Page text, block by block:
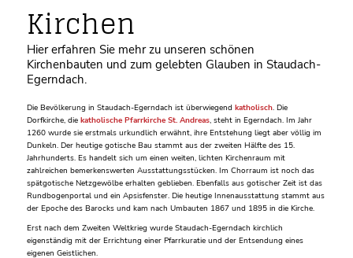
Kirchen
Hier erfahren Sie mehr zu unseren schönen
Kirchenbauten und zum gelebten Glauben in Staudach-
Egerndach.
Die Bevölkerung in Staudach-Egerndach ist überwiegend katholisch. Die
Dorfkirche, die katholische Pfarrkirche St. Andreas, steht in Egerndach. Im Jahr
1260 wurde sie erstmals urkundlich erwähnt, ihre Entstehung liegt aber völlig im
Dunkeln. Der heutige gotische Bau stammt aus der zweiten Hälfte des 15.
Jahrhunderts. Es handelt sich um einen weiten, lichten Kirchenraum mit
zahlreichen bemerkenswerten Ausstattungsstücken. Im Chorraum ist noch das
spätgotische Netzgewölbe erhalten geblieben. Ebenfalls aus gotischer Zeit ist das
Rundbogenportal und ein Apsisfenster. Die heutige Innenausstattung stammt aus
der Epoche des Barocks und kam nach Umbauten 1867 und 1895 in die Kirche.
Erst nach dem Zweiten Weltkrieg wurde Staudach-Egerndach kirchlich
eigenständig mit der Errichtung einer Pfarrkuratie und der Entsendung eines
eigenen Geistlichen.